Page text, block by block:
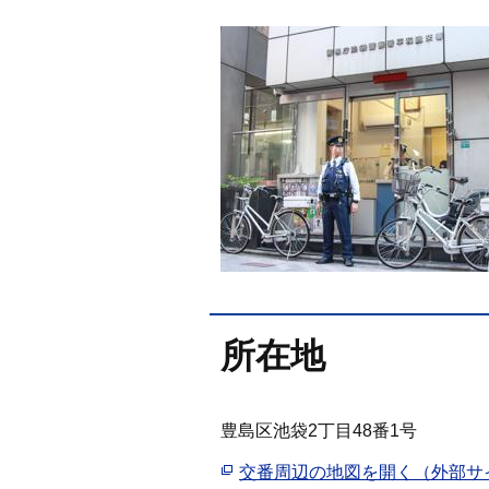
所在地
豊島区池袋2丁目48番1号
交番周辺の地図を開く（外部サ